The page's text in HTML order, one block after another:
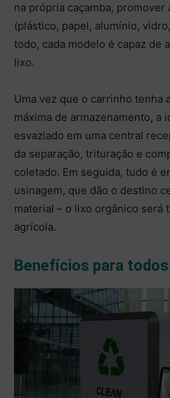
na própria caçamba, promover
(plástico, papel, alumínio,
todo, cada modelo é capaz de
lixo.
Uma vez que o carrinho tenha
máxima de armazenamento, a
esvaziado em uma central
da separação, trituração e
coletado. Em seguida, tudo é
usinagem, que dão o destino
material – o lixo orgânico será
agrícola.
Benefícios para todos